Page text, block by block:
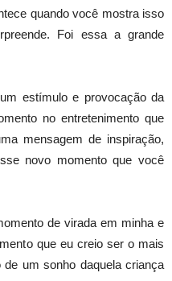
quando você mostra isso
Foi essa a grande
estímulo e provocação da
no entretenimento que
mensagem de inspiração,
novo momento que você
de virada em minha e
que eu creio ser o mais
um sonho daquela criança